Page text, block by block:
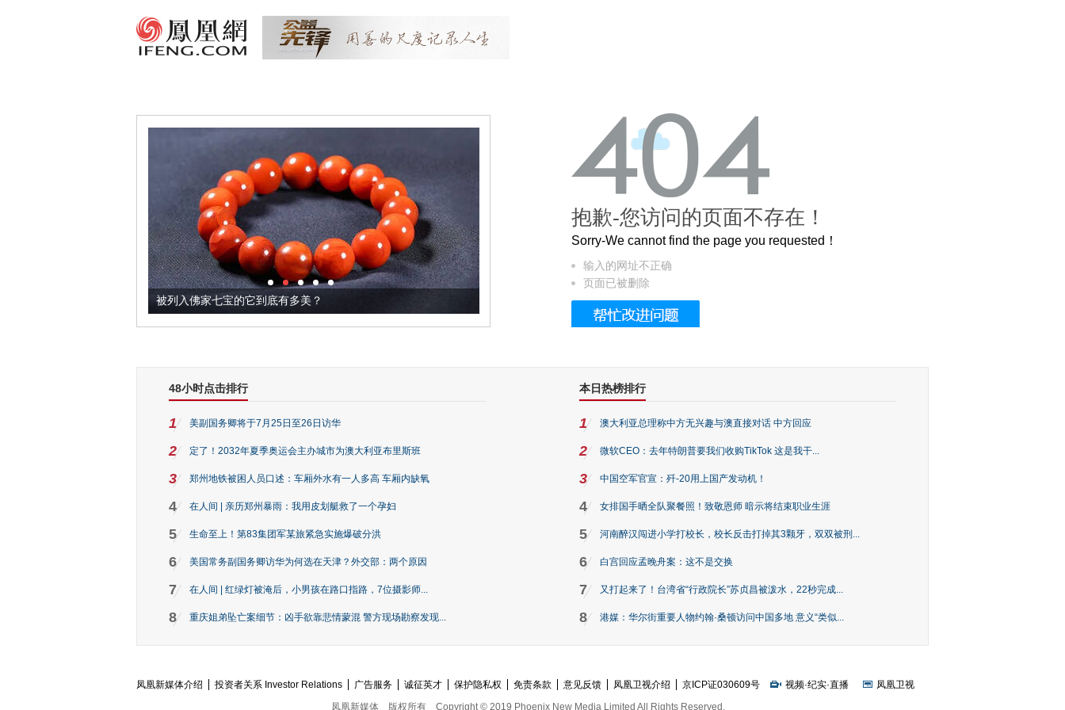
被列入佛家七宝的它到底有多美？ 这个3.2米的长卷，还原了600岁的紫禁城
抱歉-您访问的页面不存在！
Sorry-We cannot find the page you requested！
输入的网址不正确
页面已被删除
48小时点击排行
1 美副国务卿将于7月25日至26日访华
2 定了！2032年夏季奥运会主办城市为澳大利亚布里斯班
3 郑州地铁被困人员口述：车厢外水有一人多高 车厢内缺氧
4 在人间 | 亲历郑州暴雨：我用皮划艇救了一个孕妇
5 生命至上！第83集团军某旅紧急实施爆破分洪
6 美国常务副国务卿访华为何选在天津？外交部：两个原因
7 在人间 | 红绿灯被淹后，小男孩在路口指路，7位摄影师...
8 重庆姐弟坠亡案细节：凶手欲靠悲情蒙混 警方现场勘察发现...
本日热榜排行
1 澳大利亚总理称中方无兴趣与澳直接对话 中方回应
2 微软CEO：去年特朗普要我们收购TikTok 这是我干...
3 中国空军官宣：歼-20用上国产发动机！
4 女排国手晒全队聚餐照！致敬恩师 暗示将结束职业生涯
5 河南醉汉闯进小学打校长，校长反击打掉其3颗牙，双双被刑...
6 白宫回应孟晚舟案：这不是交换
7 又打起来了！台湾省“行政院长”苏贞昌被泼水，22秒完成...
8 港媒：华尔街重要人物约翰·桑顿访问中国多地 意义“类似...
凤凰新媒体介绍 投资者关系 Investor Relations 广告服务 诚征英才 保护隐私权 免责条款 意见反馈 凤凰卫视介绍 京ICP证030609号 视频·纪实·直播
凤凰卫视
凤凰新媒体
版权所有 Copyright © 2019 Phoenix New Media Limited All Rights Reserved.